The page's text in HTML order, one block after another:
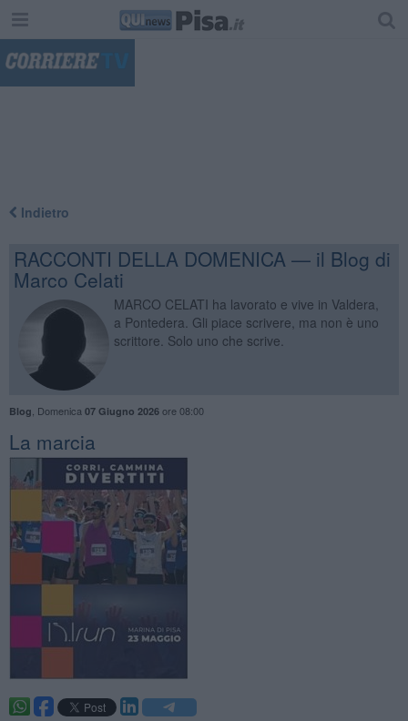
Indietro
RACCONTI DELLA DOMENICA — il Blog di
Marco Celati
MARCO CELATI ha lavorato e vive in Valdera,
a Pontedera. Gli piace scrivere, ma non è uno
scrittore. Solo uno che scrive.
Blog Domenica 07 Giugno 2026ore 08:00
La marcia